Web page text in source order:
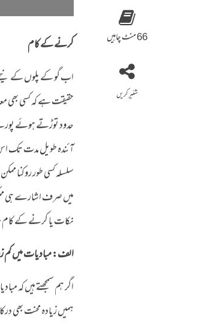
66 منٹ چاہیں
شئیر کریں
کرنے کے کام
اب گو کے پلوں کے
حقیقت ہے کہ کسی بھی
حدود توڑتے ہوئے
آئندہ طویل مدت تک
سلسلہ کسی طور روکنا
میں صرف اشارے ہی
نکات یا کرنے کے
الف: مبادیات میں کم
اگر ہم سمجھتے ہیں
ہمیں زیادہ محنت بھی